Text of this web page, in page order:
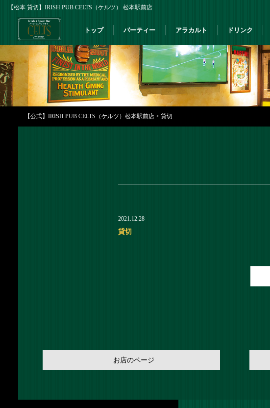
【松本 貸切】IRISH PUB CELTS（ケルツ） 松本駅前店
トップ パーティー アラカルト ドリンク
【公式】IRISH PUB CELTS（ケルツ）松本駅前店 > 貸切
2021.12.28
貸切
お店のページ